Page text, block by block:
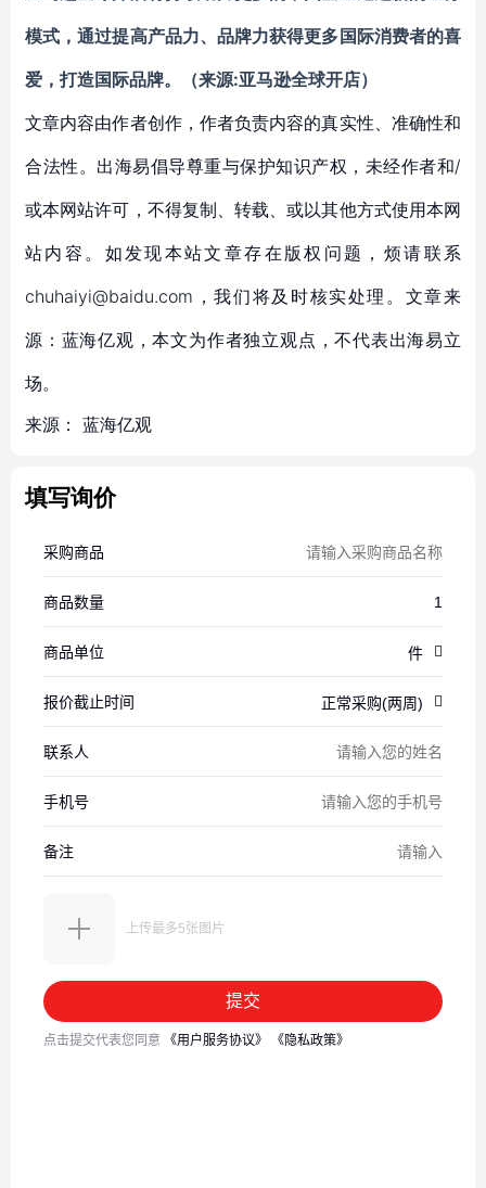
模式，通过提高产品力、品牌力获得更多国际消费者的喜
爱，打造国际品牌。（来源:亚马逊全球开店）
文章内容由作者创作，作者负责内容的真实性、准确性和
合法性。出海易倡导尊重与保护知识产权，未经作者和/
或本网站许可，不得复制、转载、或以其他方式使用本网
站内容。如发现本站文章存在版权问题，烦请联系
chuhaiyi@baidu.com，我们将及时核实处理。文章来
源：蓝海亿观，本文为作者独立观点，不代表出海易立
场。
来源： 蓝海亿观
填写询价